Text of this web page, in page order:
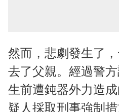
然而，悲劇發生了
去了父親。經過警
生前遭鈍器外力造
疑人採取刑事強制措